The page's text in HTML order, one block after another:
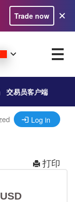
Trade now
交易员客户端
Log in
打印